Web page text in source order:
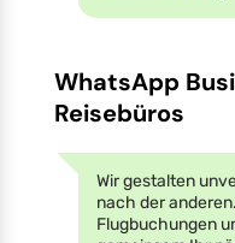
WhatsApp
Reisebüros
Wir gestalten
nach der
Flugbuchungen